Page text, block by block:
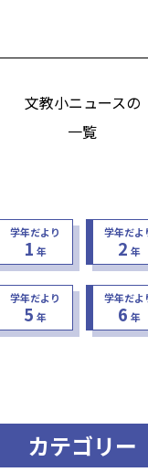
文教小ニュースの
一覧
学年だより
1 年
学年だよ
2 年
学年だより
5 年
学年だよ
6 年
カテゴリー